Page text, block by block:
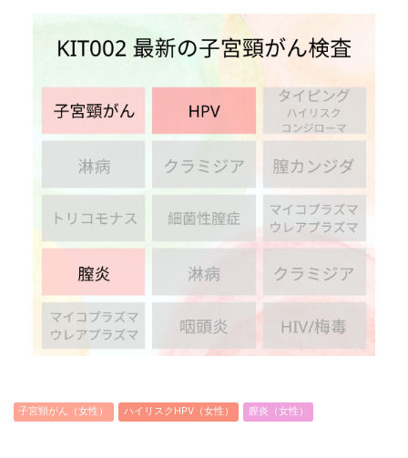
子宮頸がん（女性） ハイリスクHPV（女性） 膣炎（女性）